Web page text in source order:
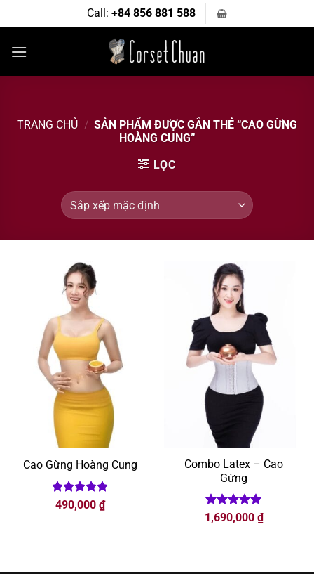
qua
dung
Call: +84 856 881 588
TRANG CHỦ / SẢN PHẨM ĐƯỢC GẮN THẺ “CAO GỪNG
HOÀNG CUNG”
LỌC
Cao Gừng Hoàng Cung
Được xếp
hạng
490,000 ₫
Combo Latex – Cao
Gừng
Được xếp
hạng5
1,690,000 ₫